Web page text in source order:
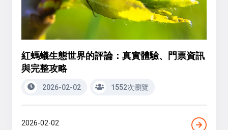
紅螞蟻生態世界的評論：真實體驗、門票資訊
與完整攻略
2026-02-02 1552次瀏覽
2026-02-02